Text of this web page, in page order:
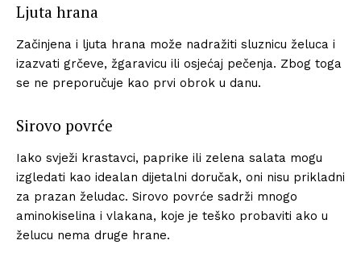
Ljuta hrana
Začinjena i ljuta hrana može nadražiti sluznicu želuca i
izazvati grčeve, žgaravicu ili osjećaj pečenja. Zbog toga
se ne preporučuje kao prvi obrok u danu.
Sirovo povrće
Iako svježi krastavci, paprike ili zelena salata mogu
izgledati kao idealan dijetalni doručak, oni nisu prikladni
za prazan želudac. Sirovo povrće sadrži mnogo
aminokiselina i vlakana, koje je teško probaviti ako u
želucu nema druge hrane.